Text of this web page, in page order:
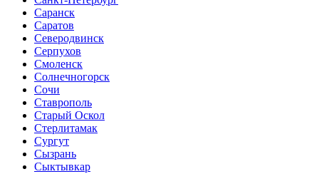
Саранск
Саратов
Северодвинск
Серпухов
Смоленск
Солнечногорск
Сочи
Ставрополь
Старый Оскол
Стерлитамак
Сургут
Сызрань
Сыктывкар